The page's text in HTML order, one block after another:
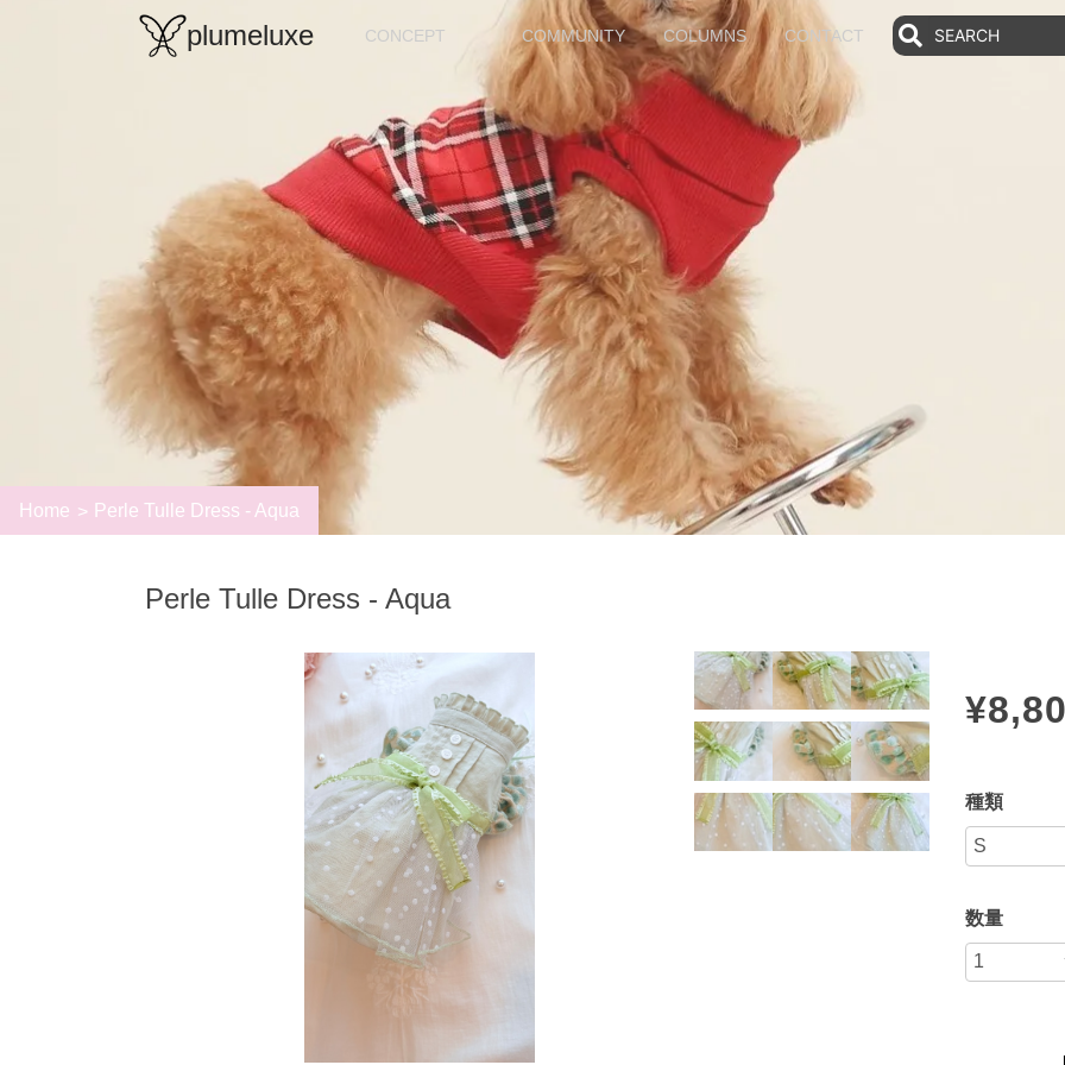
plumeluxe CONCEPT COMMUNITY COLUMNS CONTACT
Home Perle Tulle Dress - Aqua
Perle Tulle Dress - Aqua
種類
数量